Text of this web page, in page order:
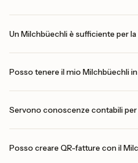
Un Milchbüechli è sufficiente per
Posso tenere il mio Milchbüechli
Servono conoscenze contabili
Posso creare QR-fatture con il